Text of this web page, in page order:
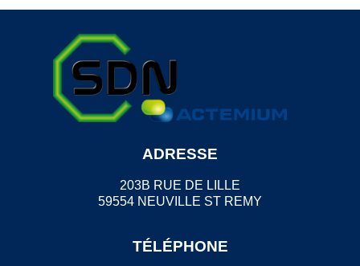
ADRESSE
203B RUE DE LILLE
59554 NEUVILLE ST REMY
TÉLÉPHONE